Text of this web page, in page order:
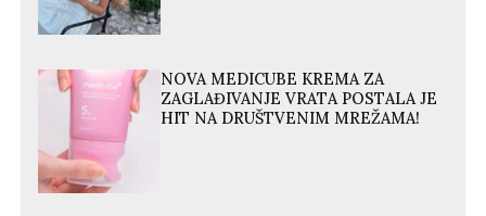
NOVA MEDICUBE KREMA ZA
ZAGLAĐIVANJE VRATA POSTALA JE
HIT NA DRUŠTVENIM MREŽAMA!